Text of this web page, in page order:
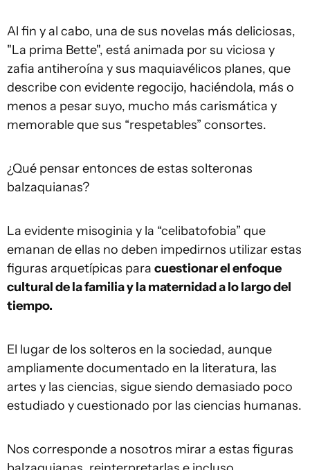
Al fin y al cabo, una de sus novelas más deliciosas,
"La prima Bette", está animada por su viciosa y
zafia antiheroína y sus maquiavélicos planes, que
describe con evidente regocijo, haciéndola, más o
menos a pesar suyo, mucho más carismática y
memorable que sus “respetables” consortes.
¿Qué pensar entonces de estas solteronas
balzaquianas?
La evidente misoginia y la “celibatofobia” que
emanan de ellas no deben impedirnos utilizar estas
figuras arquetípicas para cuestionar el enfoque
cultural de la familia y la maternidad a lo largo del
tiempo.
El lugar de los solteros en la sociedad, aunque
ampliamente documentado en la literatura, las
artes y las ciencias, sigue siendo demasiado poco
estudiado y cuestionado por las ciencias humanas.
Nos corresponde a nosotros mirar a estas figuras